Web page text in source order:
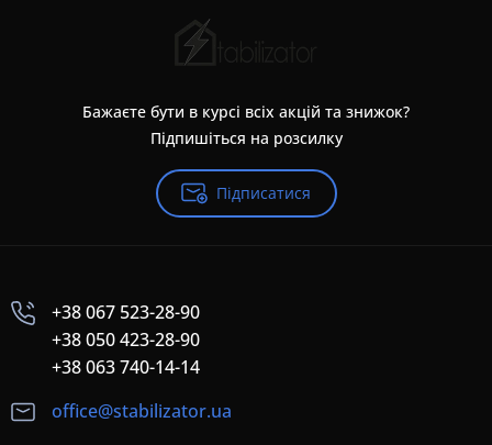
Бажаєте бути в курсі всіх акцій та знижок?
Підпишіться на розсилку
Підписатися
+38 067 523-28-90
+38 050 423-28-90
+38 063 740-14-14
office@stabilizator.ua